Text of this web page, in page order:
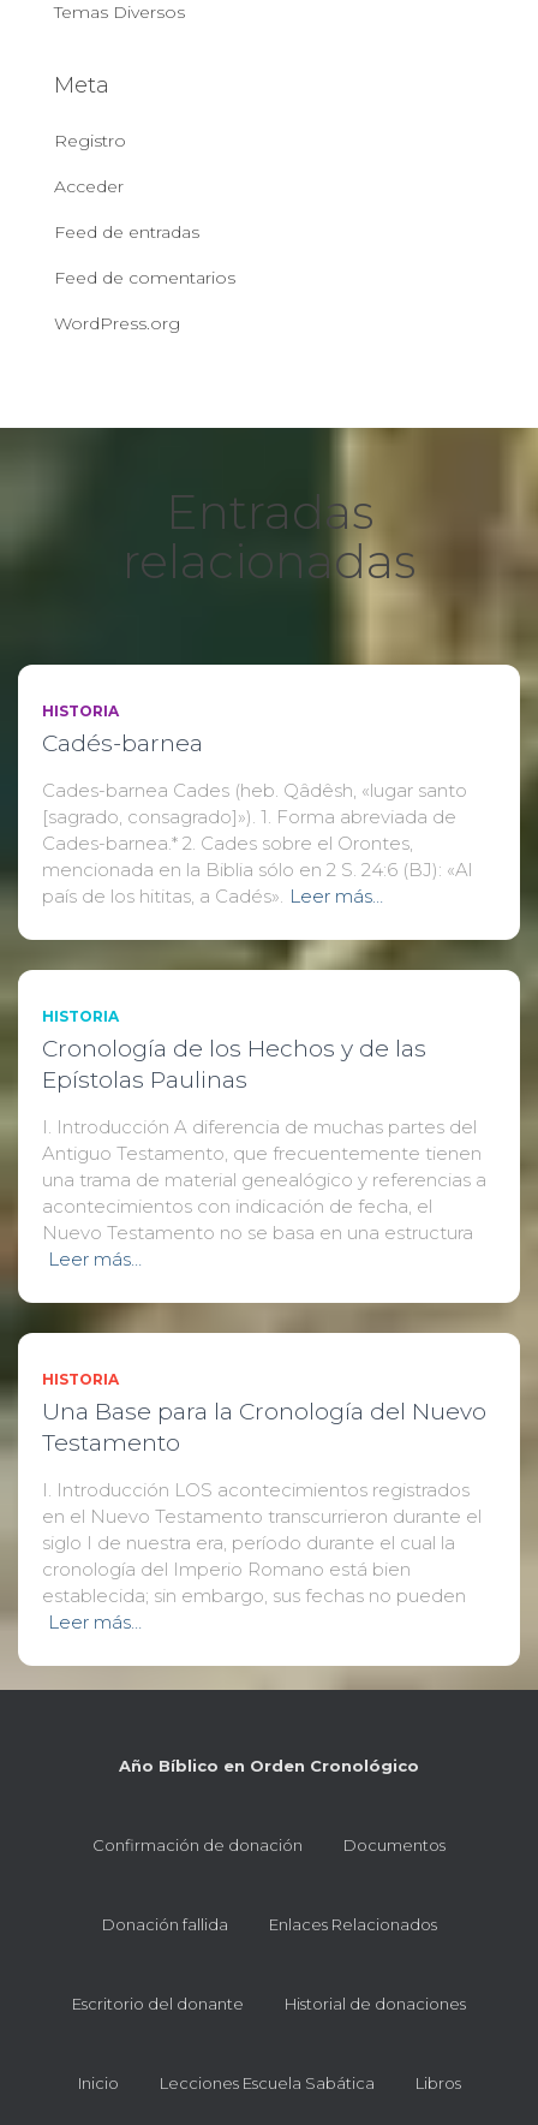
Temas Diversos
Meta
Registro
Acceder
Feed de entradas
Feed de comentarios
WordPress.org
Entradas
relacionadas
HISTORIA
Cadés-barnea
Cades-barnea Cades (heb. Qâdêsh, «lugar santo
[sagrado, consagrado]»). 1. Forma abreviada de
Cades-barnea.* 2. Cades sobre el Orontes,
mencionada en la Biblia sólo en 2 S. 24:6 (BJ): «Al
país de los hititas, a Cadés». Leer más…
HISTORIA
Cronología de los Hechos y de las
Epístolas Paulinas
I. Introducción A diferencia de muchas partes del
Antiguo Testamento, que frecuentemente tienen
una trama de material genealógico y referencias a
acontecimientos con indicación de fecha, el
Nuevo Testamento no se basa en una estructura
Leer más…
HISTORIA
Una Base para la Cronología del Nuevo
Testamento
I. Introducción LOS acontecimientos registrados
en el Nuevo Testamento transcurrieron durante el
siglo I de nuestra era, período durante el cual la
cronología del Imperio Romano está bien
establecida; sin embargo, sus fechas no pueden
Leer más…
Año Bíblico en Orden Cronológico
Confirmación de donación Documentos
Donación fallida Enlaces Relacionados
Escritorio del donante Historial de donaciones
Inicio Lecciones Escuela Sabática Libros